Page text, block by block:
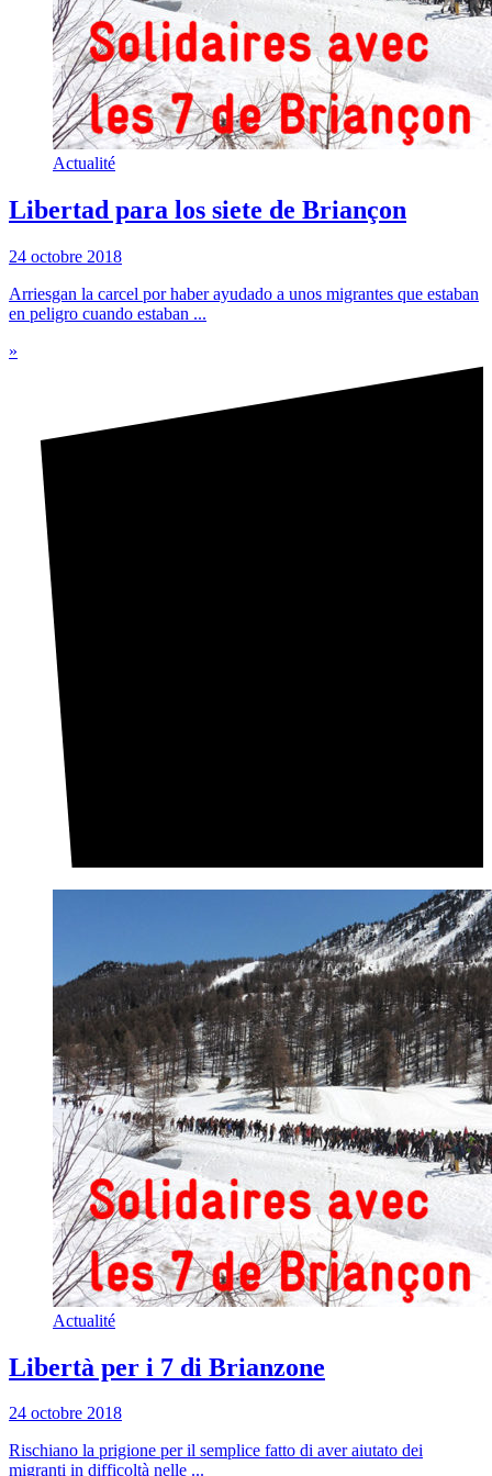
Actualité
Libertad para los siete de Briançon
24 octobre 2018
Arriesgan la carcel por haber ayudado a unos migrantes que estaban
en peligro cuando estaban ...
»
Actualité
Libertà per i 7 di Brianzone
24 octobre 2018
Rischiano la prigione per il semplice fatto di aver aiutato dei
migranti in difficoltà nelle ...